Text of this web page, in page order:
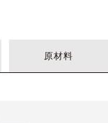
原材料